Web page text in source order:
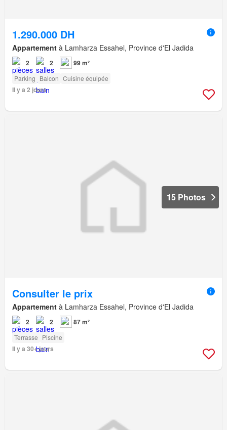
1.290.000 DH
Appartement à Lamharza Essahel, Province d'El Jadida
2 2 99 m²
Parking Balcon Cuisine équipée
Il y a 2 jours
15 Photos
Consulter le prix
Appartement à Lamharza Essahel, Province d'El Jadida
2 2 87 m²
Terrasse Piscine
Il y a 30+ jours